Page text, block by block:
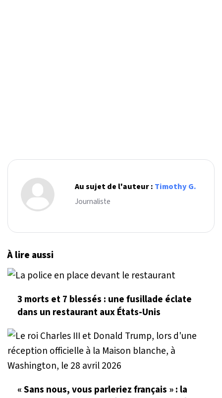
Au sujet de l'auteur : Timothy G.
Journaliste
À lire aussi
3 morts et 7 blessés : une fusillade éclate
dans un restaurant aux États-Unis
« Sans nous, vous parleriez français » : la